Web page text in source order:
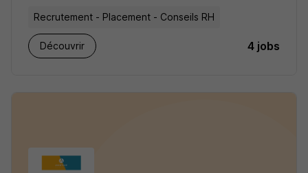
Recrutement - Placement - Conseils RH
Découvrir 4 jobs